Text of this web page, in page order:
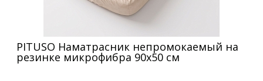
PITUSO Наматрасник непромокаемый на
резинке микрофибра 90х50 см